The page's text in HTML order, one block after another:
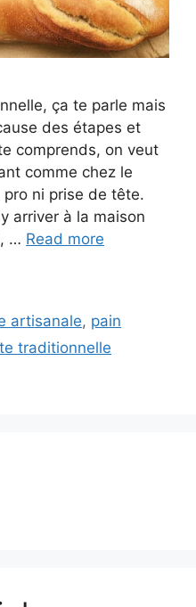
ça te parle mais
des étapes et
comprends, on veut
comme chez le
ni prise de tête.
arriver à la maison
… Read more
artisanale, pain
traditionnelle